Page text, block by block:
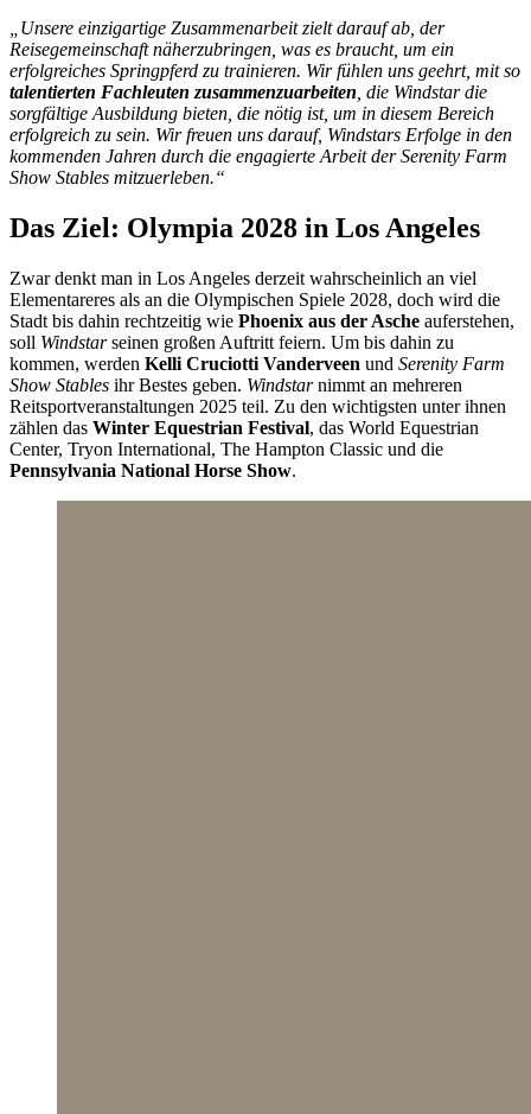
„Unsere einzigartige Zusammenarbeit zielt darauf ab, der
Reisegemeinschaft näherzubringen, was es braucht, um ein
erfolgreiches Springpferd zu trainieren. Wir fühlen uns geehrt, mit so
talentierten Fachleuten zusammenzuarbeiten , die Windstar die
sorgfältige Ausbildung bieten, die nötig ist, um in diesem Bereich
erfolgreich zu sein. Wir freuen uns darauf, Windstars Erfolge in den
kommenden Jahren durch die engagierte Arbeit der Serenity Farm
Show Stables mitzuerleben.“
Das Ziel: Olympia 2028 in Los Angeles
Zwar denkt man in Los Angeles derzeit wahrscheinlich an viel
Elementareres als an die Olympischen Spiele 2028, doch wird die
Stadt bis dahin rechtzeitig wie Phoenix aus der Asche auferstehen,
soll Windstarseinen großen Auftritt feiern. Um bis dahin zu
kommen, werden Kelli Cruciotti Vanderveen und Serenity Farm
Show Stables ihr Bestes geben. Windstarnimmt an mehreren
Reitsportveranstaltungen 2025 teil. Zu den wichtigsten unter ihnen
zählen das Winter Equestrian Festival, das World Equestrian
Center, Tryon International, The Hampton Classic und die
Pennsylvania National Horse Show.